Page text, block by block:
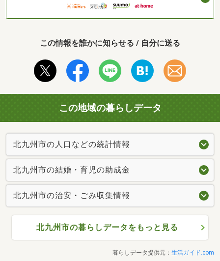
この情報を誰かに知らせる / 自分に送る
この地域の暮らしデータ
北九州市の人口などの統計情報
北九州市の結婚・育児の助成金
北九州市の治安・ごみ収集情報
北九州市の暮らしデータをもっと見る
暮らしデータ提供元： 生活ガイド.com